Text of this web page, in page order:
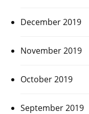
December 2019
November 2019
October 2019
September 2019